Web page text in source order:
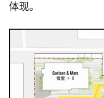
体现。